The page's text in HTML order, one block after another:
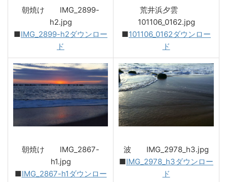
朝焼け IMG_2899-
h2.jpg
■IMG_2899-h2ダウンロー
ド
荒井浜夕雲
101106_0162.jpg
■101106_0162ダウンロー
ド
朝焼け IMG_2867-
h1.jpg
■IMG_2867-h1ダウンロー
波 IMG_2978_h3.jpg
■IMG_2978_h3ダウンロー
ド